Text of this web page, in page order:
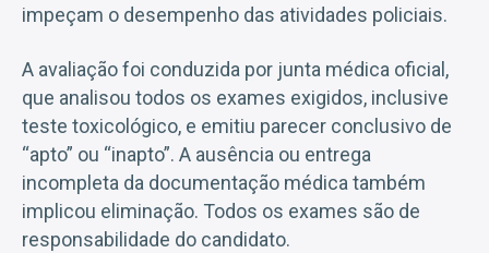
impeçam o desempenho das atividades policiais.
A avaliação foi conduzida por junta médica oficial,
que analisou todos os exames exigidos, inclusive
teste toxicológico, e emitiu parecer conclusivo de
“apto” ou “inapto”. A ausência ou entrega
incompleta da documentação médica também
implicou eliminação. Todos os exames são de
responsabilidade do candidato.